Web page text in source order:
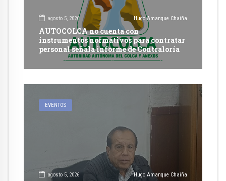
agosto 5, 2026 Hugo Amanque Chaiña
AUTOCOLCA no cuenta con
instrumentos normativos para contratar
personal señala informe de Contraloría
EVENTOS
agosto 5, 2026 Hugo Amanque Chaiña